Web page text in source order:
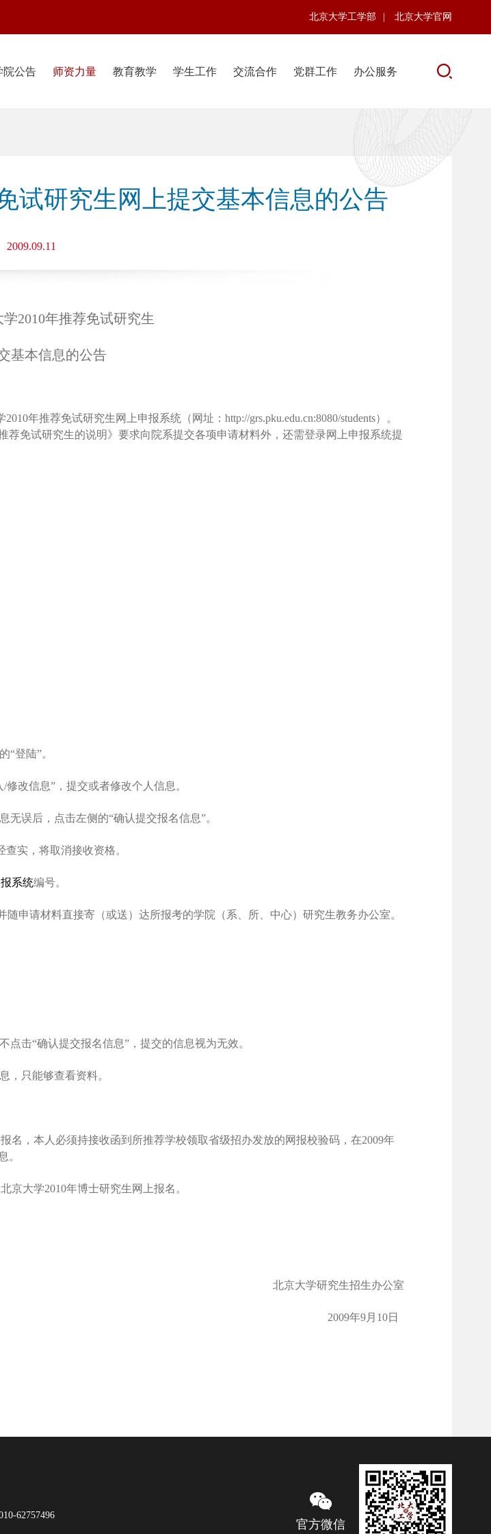
北京大学工学部 北京大学官网
院公告 师资力量 教育教学 学生工作 交流合作 党群工作 办公服务
试研究生网上提交基本信息的公告
2009.09.11
学2010年推荐免试研究生
基本信息的公告
2010年推荐免试研究生网上申报系统 （网址： http://grs.pku.edu.cn:8080/students）。
荐免试研究生的说明》要求向院系提交各项申请材料外，还需登录网上申报系统提
“登陆”。
/修改信息”，提交或者修改个人信息。
无误后，点击左侧的“确认提交报名信息”。
实，将取消接收资格。
系统编号。
申请材料直接寄（或送）达所报考的学院（系、所、中心）研究生教务办公室。
点击“确认提交报名信息”，提交的信息视为无效。
，只能够查看资料。
名， 本人必须持接收函到所推荐学校领取省级招办发放的网报校验码，在2009年
。
京大学2010年博士研究生网上报名。
北京大学研究生招生办公室
2009年9月 10日
62757496
官方微信